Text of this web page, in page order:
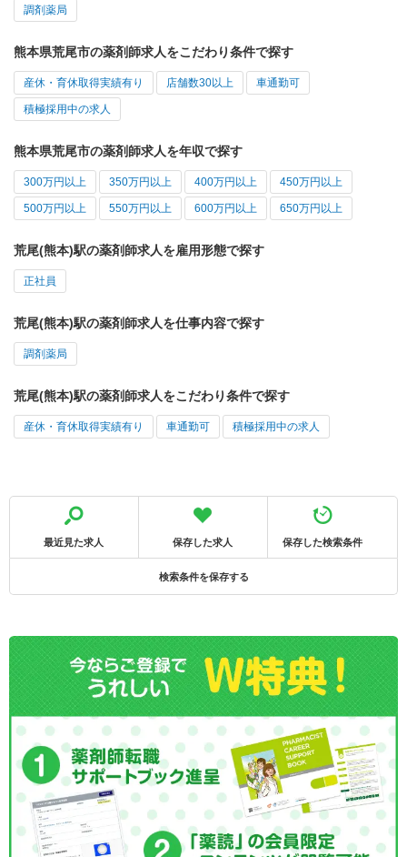
調剤薬局
熊本県荒尾市の薬剤師求人をこだわり条件で探す
産休・育休取得実績有り 店舗数30以上 車通勤可
積極採用中の求人
熊本県荒尾市の薬剤師求人を年収で探す
300万円以上 350万円以上 400万円以上 450万円以上
500万円以上 550万円以上 600万円以上 650万円以上
荒尾(熊本)駅の薬剤師求人を雇用形態で探す
正社員
荒尾(熊本)駅の薬剤師求人を仕事内容で探す
調剤薬局
荒尾(熊本)駅の薬剤師求人をこだわり条件で探す
産休・育休取得実績有り 車通勤可 積極採用中の求人
最近見た求人 保存した求人 保存した検索条件
検索条件を保存する